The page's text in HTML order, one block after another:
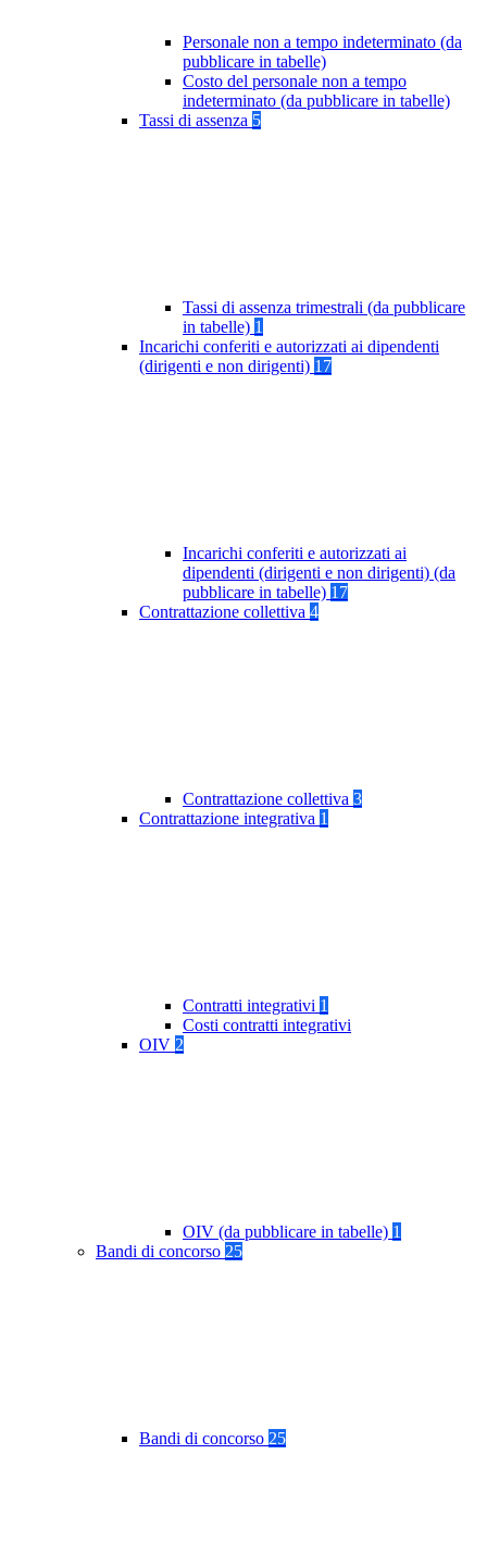
Personale non a tempo indeterminato (da
pubblicare in tabelle)
Costo del personale non a tempo
indeterminato (da pubblicare in tabelle)
Tassi di assenza 5
Tassi di assenza trimestrali (da pubblicare
in tabelle) 1
Incarichi conferiti e autorizzati ai dipendenti
(dirigenti e non dirigenti) 17
Incarichi conferiti e autorizzati ai
dipendenti (dirigenti e non dirigenti) (da
pubblicare in tabelle) 17
Contrattazione collettiva 4
Contrattazione collettiva 3
Contrattazione integrativa 1
Contratti integrativi 1
Costi contratti integrativi
OIV 2
OIV (da pubblicare in tabelle) 1
Bandi di concorso 25
Bandi di concorso 25